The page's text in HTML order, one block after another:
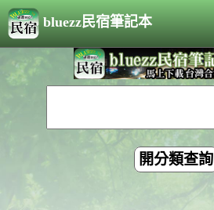
bluezz民宿筆記本
開分類查詢